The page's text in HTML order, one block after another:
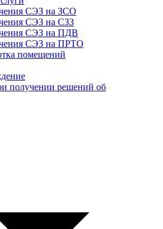
СЭЗ на ЗСО
СЭЗ на СЗЗ
СЭЗ на ПДВ
СЭЗ на ПРТО
помещений
получении решений об